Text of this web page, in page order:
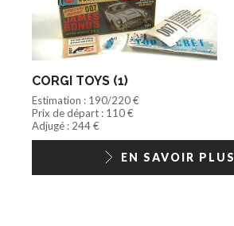
CORGI TOYS (1)
Estimation : 190/220 €
Prix de départ : 110 €
Adjugé : 244 €
EN SAVOIR PLUS